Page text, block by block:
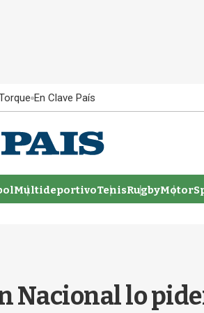
En Clave País
MultideportivoTenisRugby
Nacional lo